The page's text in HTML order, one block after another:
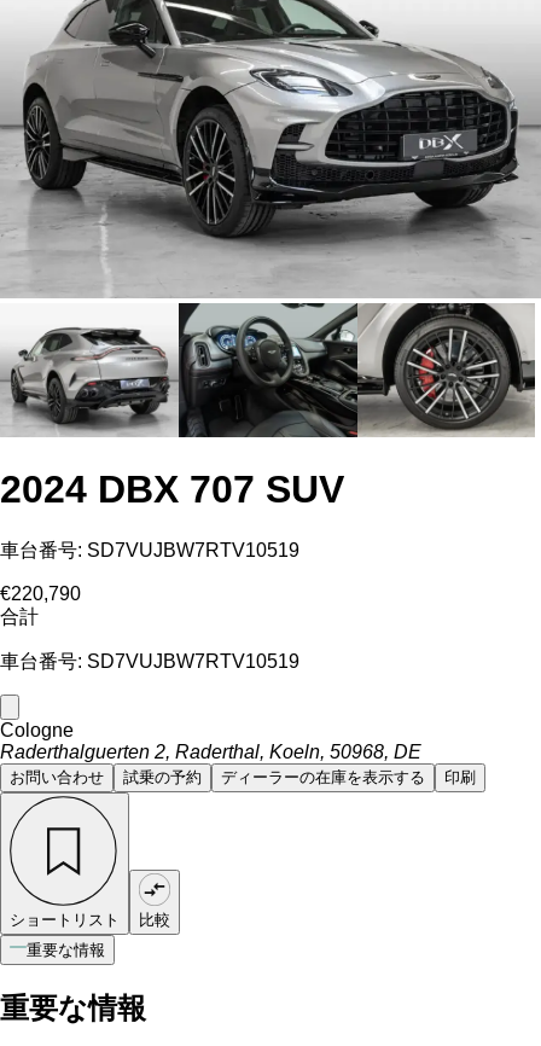
2024 DBX 707 SUV
車台番号: SD7VUJBW7RTV10519
€220,790
合計
車台番号: SD7VUJBW7RTV10519
Cologne
Raderthalguerten 2, Raderthal, Koeln, 50968, DE
お問い合わせ 試乗の予約 ディーラーの在庫を表示する 印刷
ショートリスト
比較
重要な情報
重要な情報